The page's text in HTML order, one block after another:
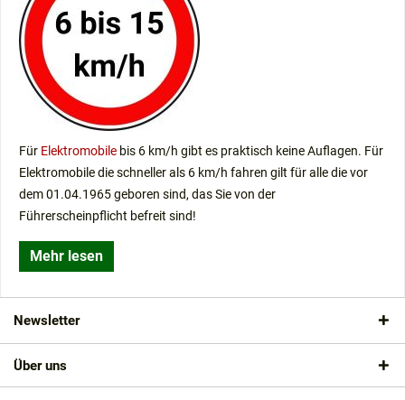
Wann sollte die Elektromobil-Batterie aufgeladen
werden?
Ratgeber: Das richtige Elektromobil finden - in 6
Schritten
Wie mache ich ein Elektromobil verkehrssicher?
Kann man ein Elektromobil ohne Führerschein fahren?
Elektromobile in Bus und Bahn
Wer darf ein Elektromobil fahren?
Wie sichert man ein Elektromobil vor Diebstahl?
Haftpflichtversicherung für Elektromobile /
Seniorenmobile
Magnetbremse: So stoppt Ihr Elektromobil sicher
Wie reise ich mit einem Elektromobil?
Für Elektromobile bis 6 km/h gibt es praktisch keine Auflagen. Für
Elektromobile die schneller als 6 km/h fahren gilt für alle die vor
dem 01.04.1965 geboren sind, das Sie von der
Führerscheinpflicht befreit sind!
Mehr lesen
Newsletter
Über uns